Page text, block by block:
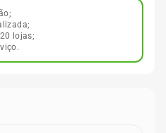
lojas;